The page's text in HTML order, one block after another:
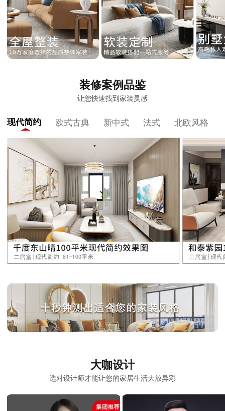
装修案例品鉴
让您快速找到家装灵感
现代简约 欧式古典 新中式 法式 北欧风格
大咖设计
选对设计师才能让您的家居生活大放异彩